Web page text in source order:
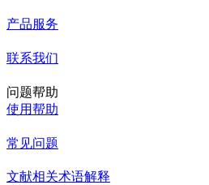
产品服务
联系我们
问题帮助
使用帮助
常见问题
文献相关术语解释